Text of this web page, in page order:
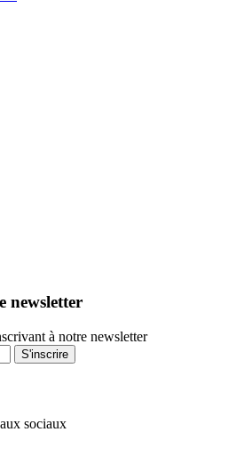
newsletter
à notre newsletter
S'inscrire
sociaux